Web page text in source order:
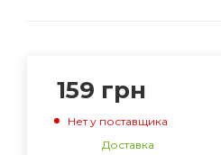
159 грн
Нет у поставщика
Доставка